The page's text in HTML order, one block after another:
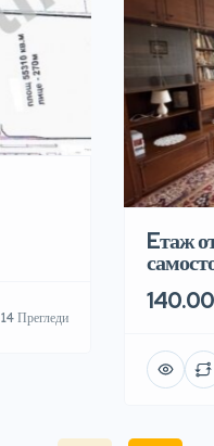
14 Прегледи
Eтаж